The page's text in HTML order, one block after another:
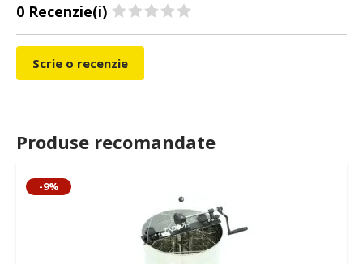
0 Recenzie(i)
Scrie o recenzie
Produse recomandate
-9%